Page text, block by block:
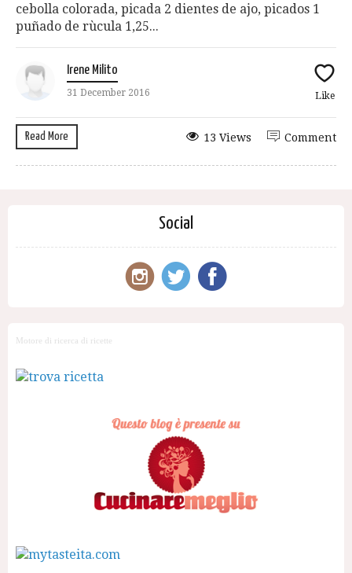
cebolla colorada, picada 2 dientes de ajo, picados 1
puñado de rùcula 1,25...
Irene Milito
31 December 2016 Like
Read More Comment
13 Views
Social
Motore di ricerca di ricette